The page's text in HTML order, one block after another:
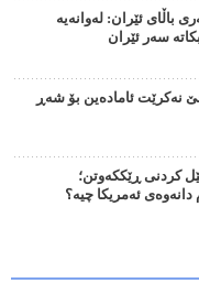
باڵای ئێران: لەوانەیە
سەر ئێران
نەکرێت ئامادەین بۆ شەڕ
کردنی ڕێککەوتن؛
دانەوەی ئەمریکا چیە؟